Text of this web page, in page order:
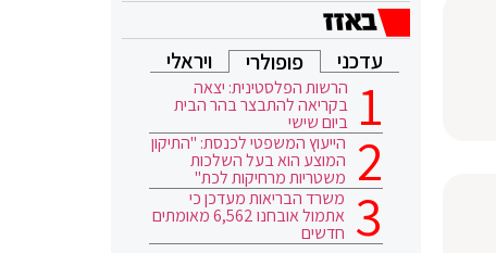
עדכני פופולרי ויראלי
הרשות הפלסטינית: יצאה
בקריאה להתבצר בהר הבית
ביום שישי
הייעוץ המשפטי לכנסת: "התיקון
המוצע הוא בעל השלכות
משטריות מרחיקות לכת"
משרד הבריאות מעדכן כי
אתמול אובחנו 6,562 מאומתים
חדשים